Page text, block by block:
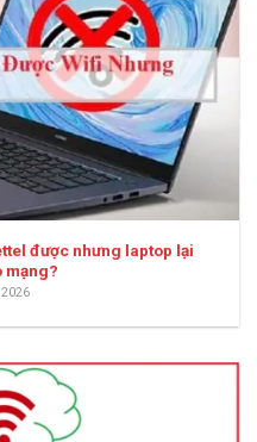
được nhưng laptop lại
mạng?